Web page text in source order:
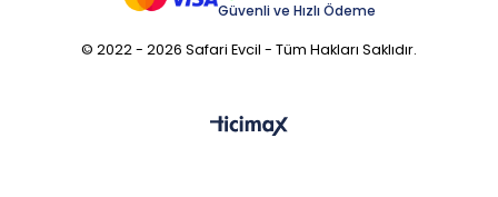
Güvenli ve Hızlı Ödeme
© 2022 - 2026 Safari Evcil - Tüm Hakları Saklıdır.